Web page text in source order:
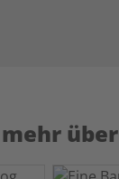
über